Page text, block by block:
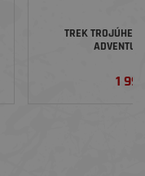
TREK
1